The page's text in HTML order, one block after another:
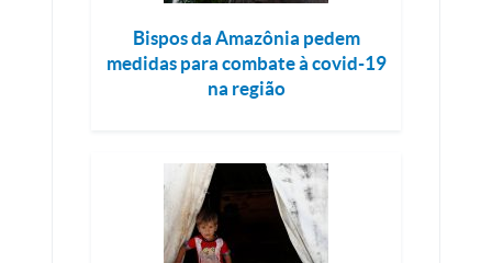
Bispos da Amazônia pedem
medidas para combate à covid-19
na região